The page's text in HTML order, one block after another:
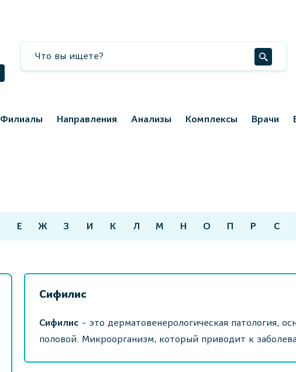
Филиалы Направления Анализы Комплексы Врачи
Е Ж З И К Л М Н О П Р С
Сифилис
Сифилис - это дерматовенерологическая патология,
половой. Микроорганизм, который приводит к